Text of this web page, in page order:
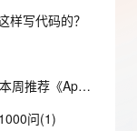
样写代码的？
【藏经阁一起读（27）】本周推荐《Apache Flink案例集（2022版）》，你有哪些心得？
问(1)
务 (IDaaS)
管理能力上线
内存功能
伸缩功能新增节
作平台
漫剧
到小程序